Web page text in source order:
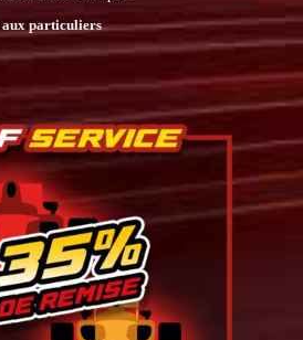
aux particuliers